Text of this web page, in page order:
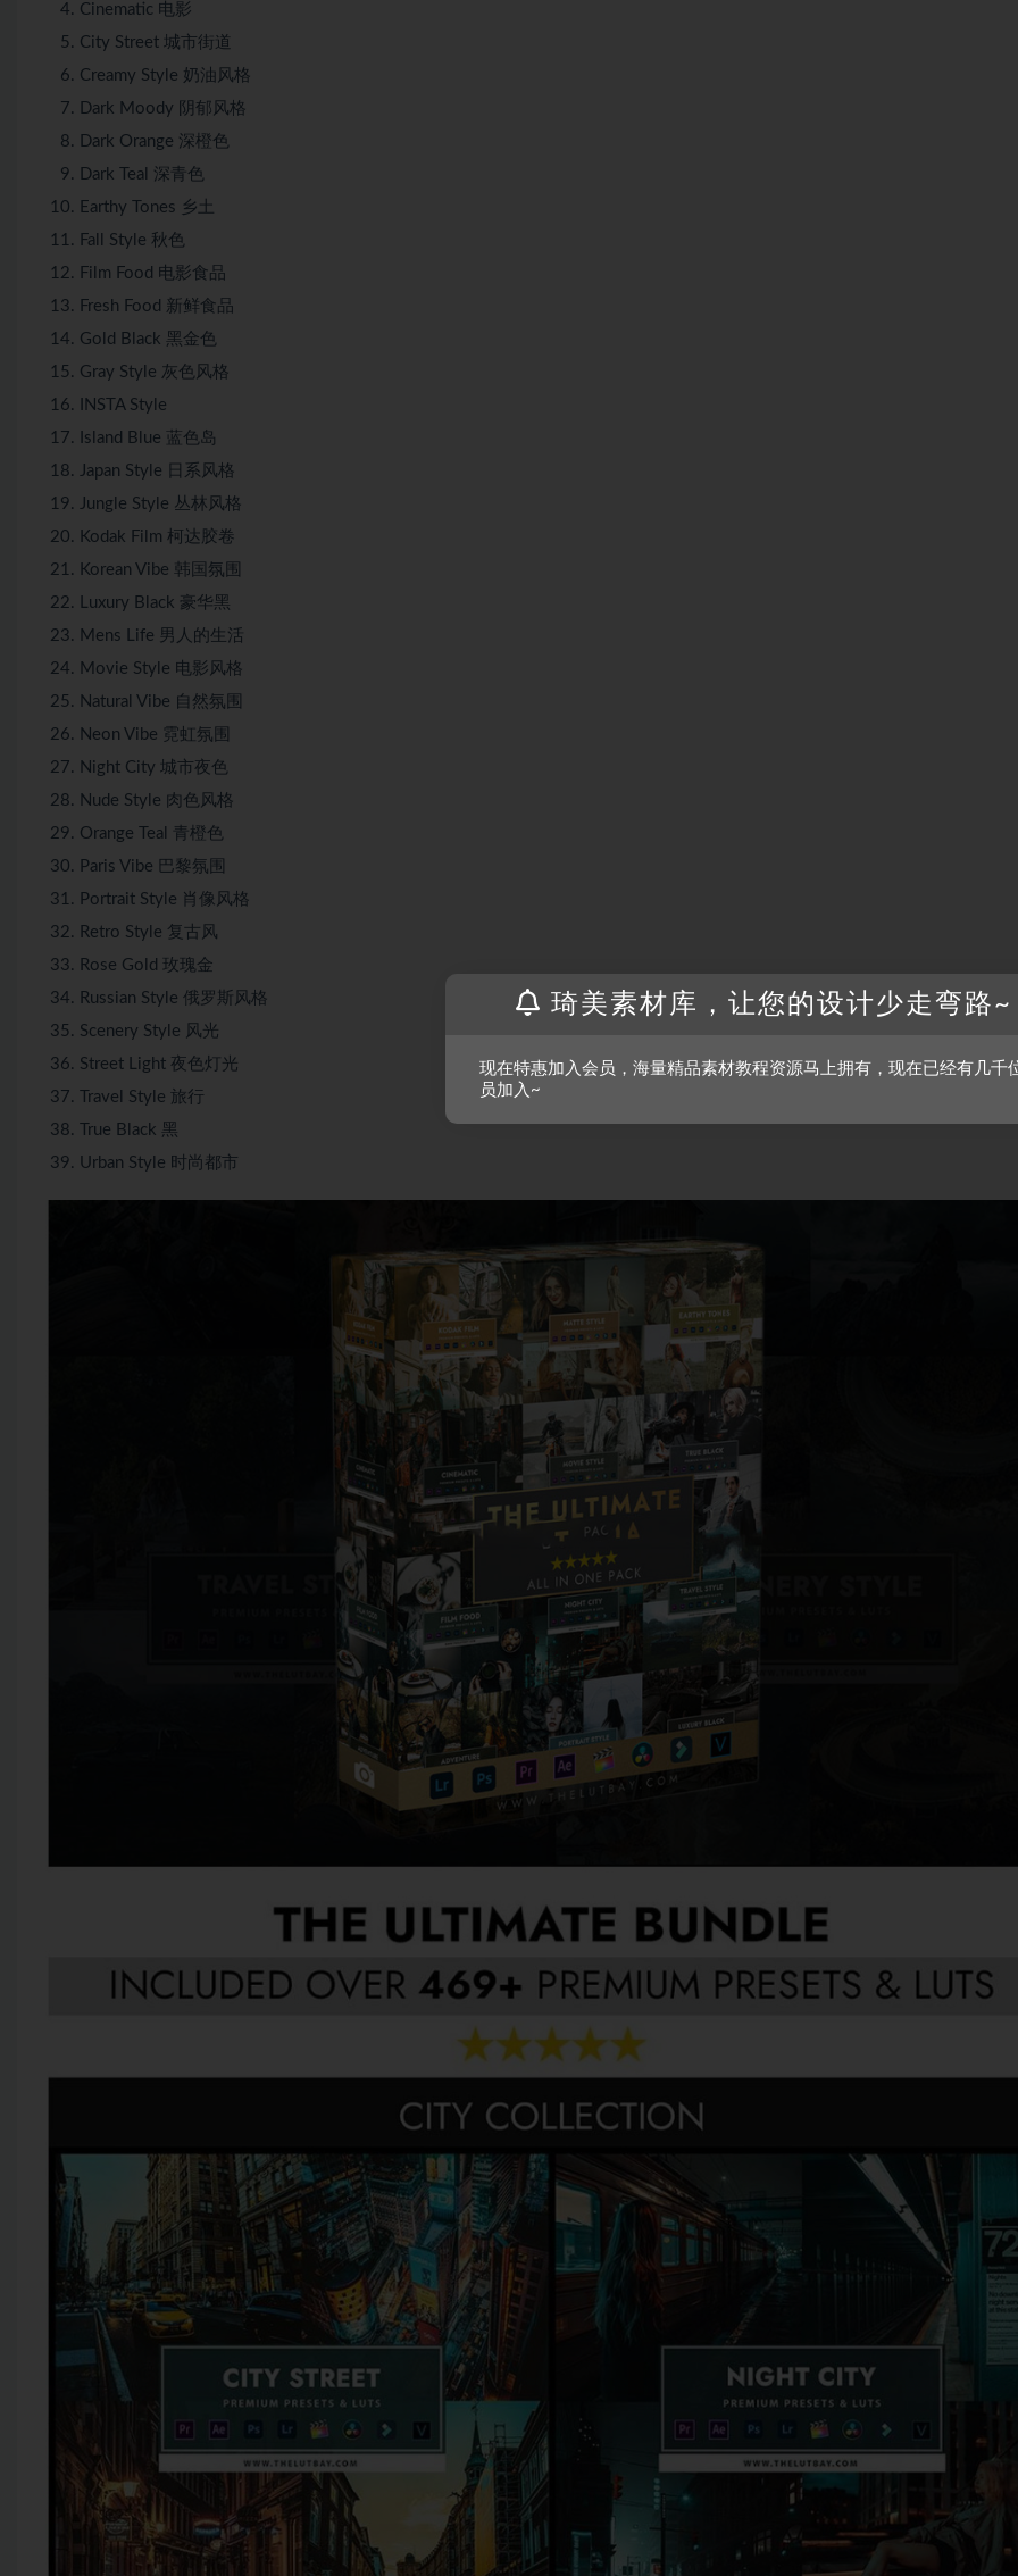
Cinematic 电影
City Street 城市街道
Creamy Style 奶油风格
Dark Moody 阴郁风格
Dark Orange 深橙色
Dark Teal 深青色
Earthy Tones 乡土
Fall Style 秋色
Film Food 电影食品
Fresh Food 新鲜食品
Gold Black 黑金色
Gray Style 灰色风格
INSTA Style
Island Blue 蓝色岛
Japan Style 日系风格
Jungle Style 丛林风格
Kodak Film 柯达胶卷
Korean Vibe 韩国氛围
Luxury Black 豪华黑
Mens Life 男人的生活
Movie Style 电影风格
Natural Vibe 自然氛围
Neon Vibe 霓虹氛围
Night City 城市夜色
Nude Style 肉色风格
Orange Teal 青橙色
Paris Vibe 巴黎氛围
Portrait Style 肖像风格
Retro Style 复古风
Rose Gold 玫瑰金
Russian Style 俄罗斯风格
Scenery Style 风光
Street Light 夜色灯光
Travel Style 旅行
True Black 黑
Urban Style 时尚都市
琦美素材库，让您的设计少走弯路~
现在特惠加入会员，海量精品素材教程资源马上拥有，现在已经有几千
员加入~